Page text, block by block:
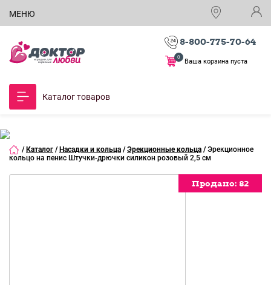
МЕНЮ
8-800-775-70-64
Ваша корзина пуста
0
Каталог товаров
/ Каталог / Насадки и кольца / Эрекционные кольца / Эрекционное
кольцо на пенис Штучки-дрючки силикон розовый 2,5 см
Продано: 82
Продано: 82
Продано: 82
Продано: 82
Продано: 82
Продано: 82